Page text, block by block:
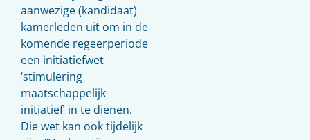
aanwezige (kandidaat)
kamerleden uit om in de
komende regeerperiode
een initiatiefwet
‘stimulering
maatschappelijk
initiatief’ in te dienen.
Die wet kan ook tijdelijk